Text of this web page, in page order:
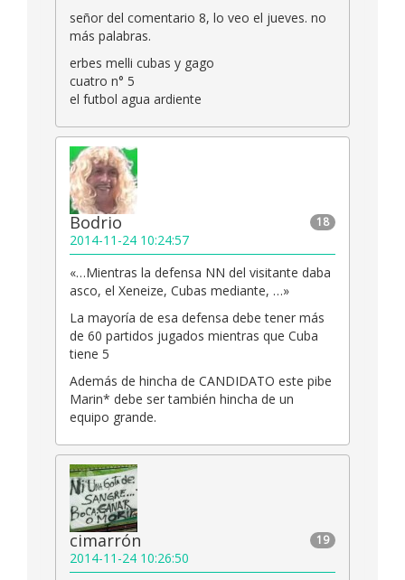
señor del comentario 8, lo veo el jueves. no
más palabras.
erbes melli cubas y gago
cuatro n° 5
el futbol agua ardiente
18
Bodrio
2014-11-24 10:24:57
«…Mientras la defensa NN del visitante daba
asco, el Xeneize, Cubas mediante, …»
La mayoría de esa defensa debe tener más
de 60 partidos jugados mientras que Cuba
tiene 5
Además de hincha de CANDIDATO este pibe
Marin* debe ser también hincha de un
equipo grande.
19
cimarrón
2014-11-24 10:26:50